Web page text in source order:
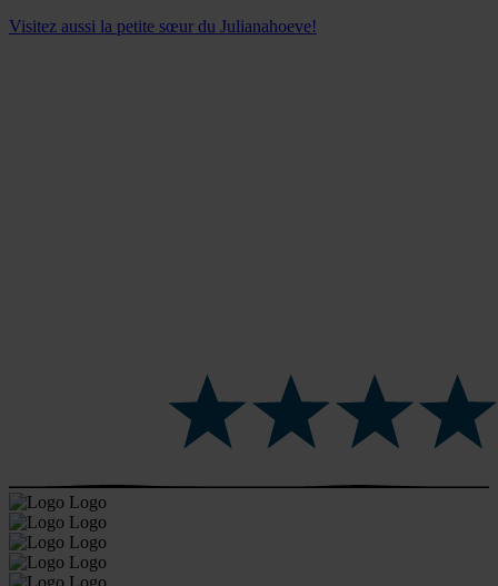
Visitez aussi la petite sœur du Julianahoeve!